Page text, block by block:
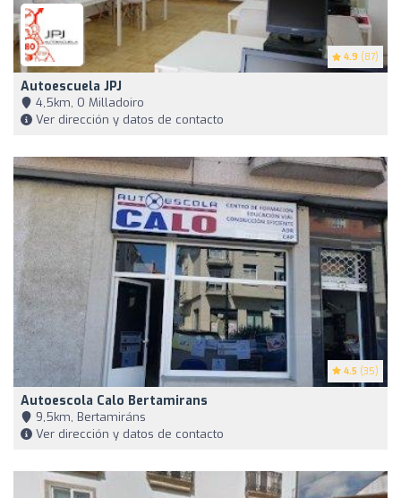
4.9 (87)
Autoescuela JPJ
4,5km, O Milladoiro
Ver dirección y datos de contacto
4.5 (35)
Autoescola Calo Bertamirans
9,5km, Bertamiráns
Ver dirección y datos de contacto